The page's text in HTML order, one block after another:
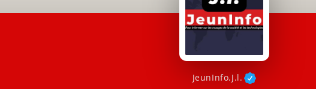
JeunInfo.J.l.